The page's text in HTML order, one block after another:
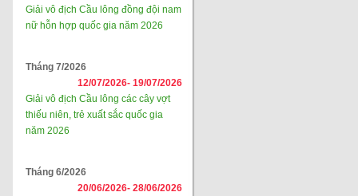
Giải vô địch Cầu lông đồng đội nam
nữ hỗn hợp quốc gia năm 2026
Tháng 7/2026
12/07/2026- 19/07/2026
Giải vô địch Cầu lông các cây vợt
thiếu niên, trẻ xuất sắc quốc gia
năm 2026
Tháng 6/2026
20/06/2026- 28/06/2026